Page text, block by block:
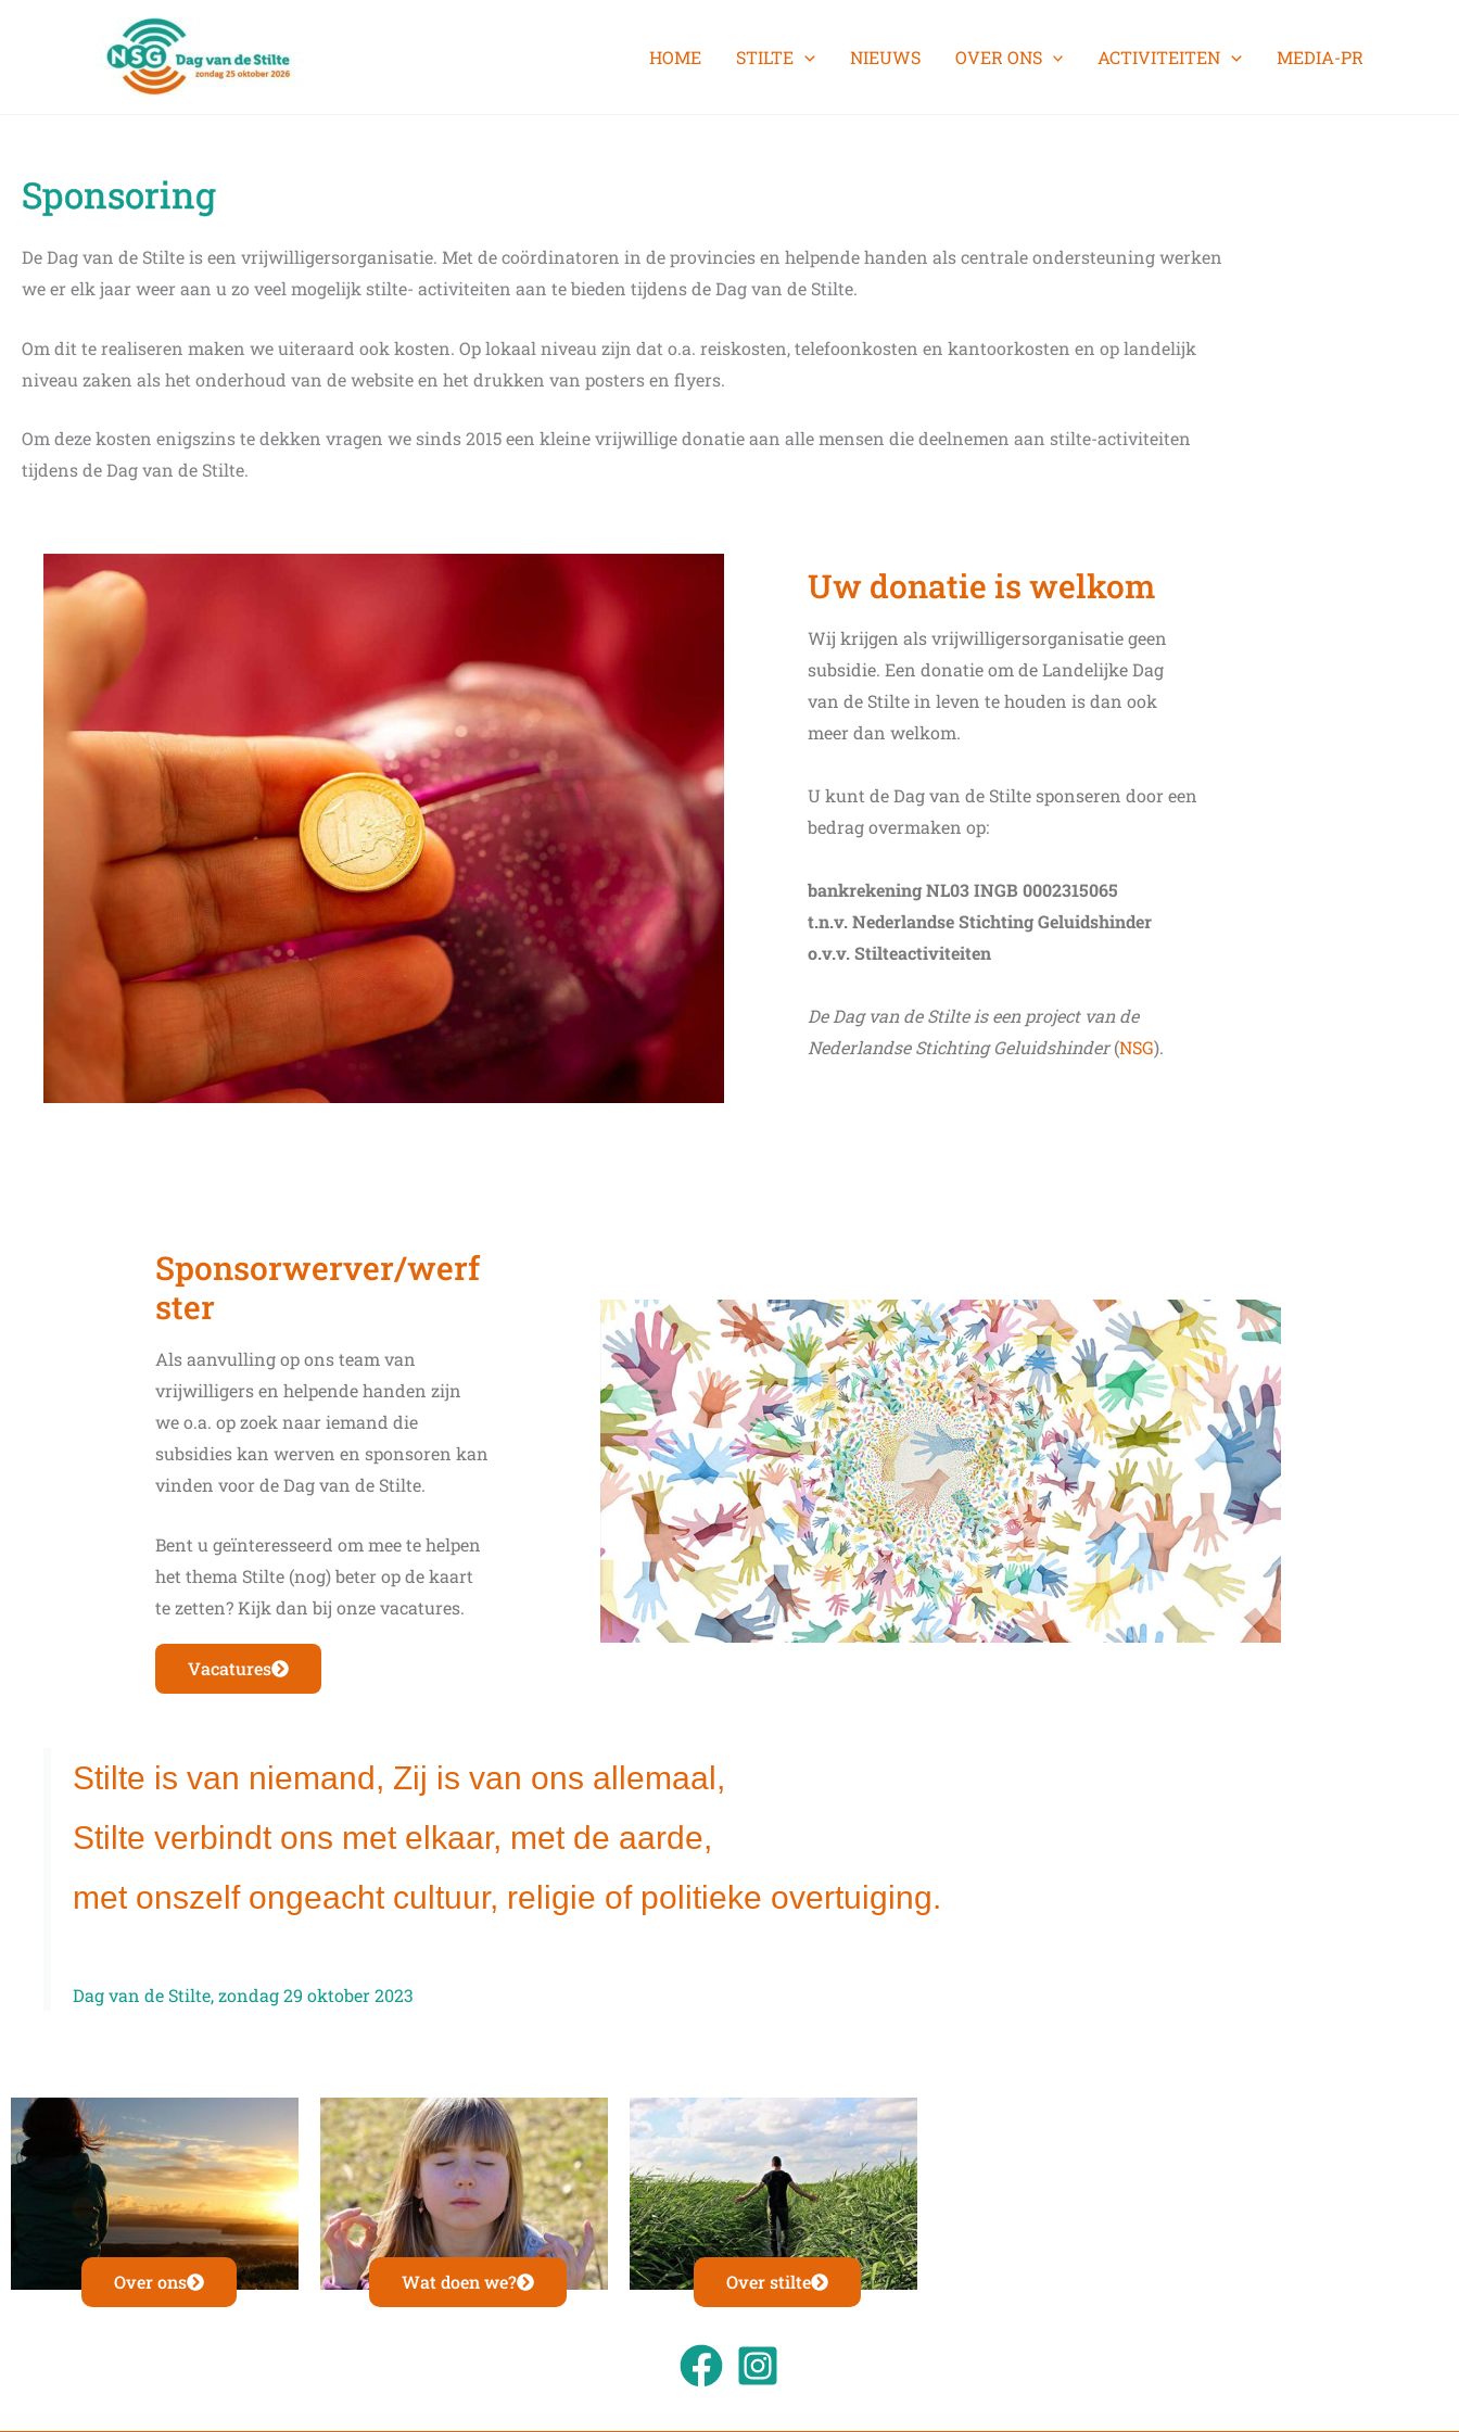
HOME STILTE NIEUWS OVER ONS ACTIVITEITEN MEDIA-PR
Sponsoring
De Dag van de Stilte is een vrijwilligersorganisatie. Met de coördinatoren in de provincies en helpende handen als centrale ondersteuning werken
we er elk jaar weer aan u zo veel mogelijk stilte- activiteiten aan te bieden tijdens de Dag van de Stilte.
Om dit te realiseren maken we uiteraard ook kosten. Op lokaal niveau zijn dat o.a. reiskosten, telefoonkosten en kantoorkosten en op landelijk
niveau zaken als het onderhoud van de website en het drukken van posters en flyers.
Om deze kosten enigszins te dekken vragen we sinds 2015 een kleine vrijwillige donatie aan alle mensen die deelnemen aan stilte-activiteiten
tijdens de Dag van de Stilte.
Uw donatie is welkom
Wij krijgen als vrijwilligersorganisatie geen
subsidie. Een donatie om de Landelijke Dag
van de Stilte in leven te houden is dan ook
meer dan welkom.
U kunt de Dag van de Stilte sponseren door een
bedrag overmaken op:
bankrekening NL03 INGB 0002315065
t.n.v. Nederlandse Stichting Geluidshinder
o.v.v. Stilteactiviteiten
De Dag van de Stilte is een project van de
Nederlandse Stichting Geluidshinder(NSG).
Sponsorwerver/werf
ster
Als aanvulling op ons team van
vrijwilligers en helpende handen zijn
we o.a. op zoek naar iemand die
subsidies kan werven en sponsoren kan
vinden voor de Dag van de Stilte.
Bent u geïnteresseerd om mee te helpen
het thema Stilte (nog) beter op de kaart
te zetten? Kijk dan bij onze vacatures.
Vacatures
Stilte is van niemand, Zij is van ons allemaal,
Stilte verbindt ons met elkaar, met de aarde,
met onszelf ongeacht cultuur, religie of politieke overtuiging.
Dag van de Stilte, zondag 29 oktober 2023
Over ons Wat doen we? Over stilte